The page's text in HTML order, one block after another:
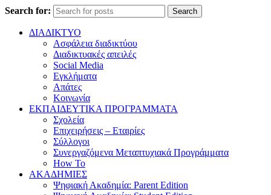
Search for: Search
ΔΙΑΔΙΚΤΥΟ
Ασφάλεια διαδικτύου
Διαδικτυακές απειλές
Social Media
Εγκλήματα
Απάτες
Κοινωνία
ΕΚΠΑΙΔΕΥΤΙΚΑ ΠΡΟΓΡΑΜΜΑΤΑ
Σχολεία
Επιχειρήσεις – Εταιρίες
Σύλλογοι
Συνεργαζόμενα Μεταπτυχιακά Προγράμματα
How To
ΑΚΑΔΗΜΙΕΣ
Ψηφιακή Ακαδημία: Parent Edition